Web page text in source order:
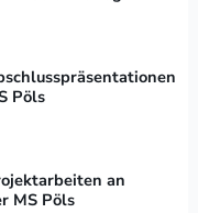
Pöls
an
MS Pöls